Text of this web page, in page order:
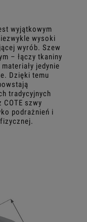
wyjątkowym
wysoki
wyrób. Szew
– łączy tkaniny
jedynie
Dzięki temu
tradycyjnych
szwy
podrażnień i